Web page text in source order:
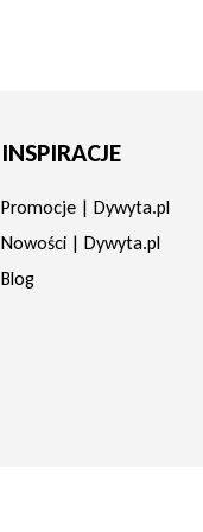
INSPIRACJE
Promocje | Dywyta.pl
Nowości | Dywyta.pl
Blog